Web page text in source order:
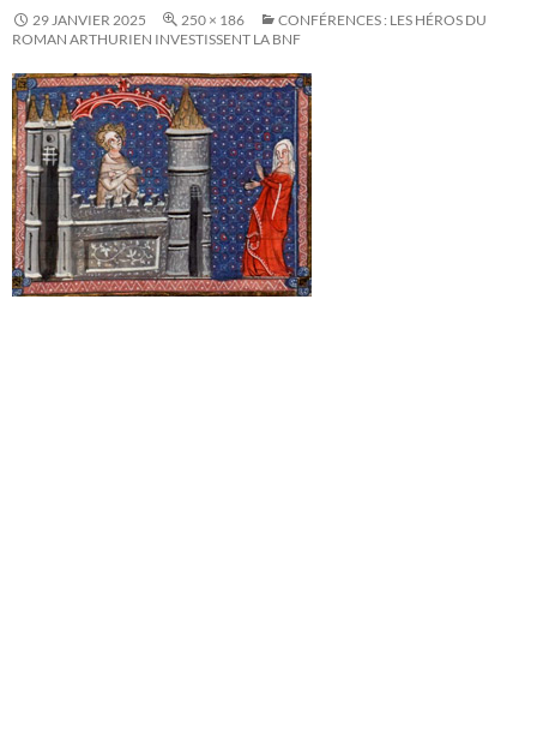
29 JANVIER 2025 250 × 186
CONFÉRENCES : LES HÉROS DU
ROMAN ARTHURIEN INVESTISSENT LA BNF